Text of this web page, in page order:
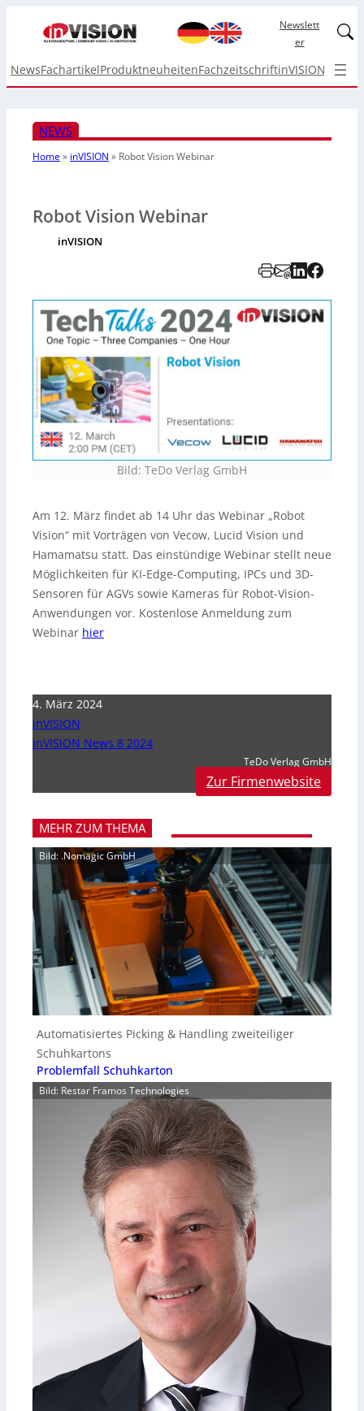
Newslett
er
NewsFachartikelProduktneuheitenFachzeitschriftinVISION Top
NEWS
Home» inVISION » Robot Vision Webinar
Robot Vision Webinar
inVISION
Bild: TeDo Verlag GmbH
Am 12. März findet ab 14 Uhr das Webinar „Robot
Vision“ mit Vorträgen von Vecow, Lucid Vision und
Hamamatsu statt. Das einstündige Webinar stellt neue
Möglichkeiten für KI-Edge-Computing, IPCs und 3D-
Sensoren für AGVs sowie Kameras für Robot-Vision-
Anwendungen vor. Kostenlose Anmeldung zum
Webinar hier
4. März 2024
inVISION
inVISION News 8 2024
TeDo Verlag GmbH
Zur Firmenwebsite
MEHR ZUM THEMA
Bild: .Nomagic GmbH
Automatisiertes Picking & Handling zweiteiliger
Schuhkartons
Problemfall Schuhkarton
Bild: Restar Framos Technologies